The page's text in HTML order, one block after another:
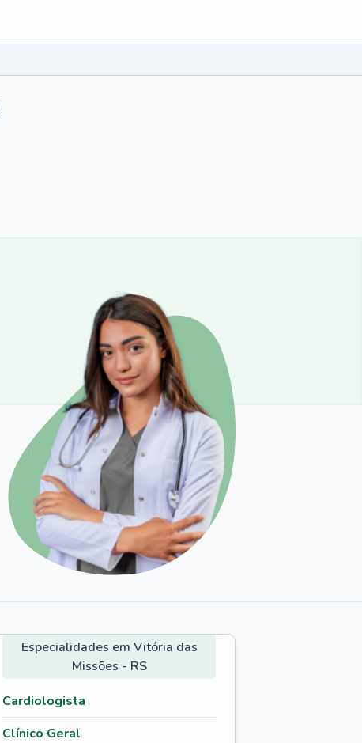
Especialidades em Vitória das
Missões - RS
Cardiologista
Clínico Geral